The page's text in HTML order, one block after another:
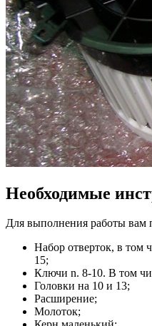
Необходимые
Для выполнения работы вам
Набор отверток, в том
15;
Ключи n. 8-10. В том
Головки на 10 и 13;
Расширение;
Молоток;